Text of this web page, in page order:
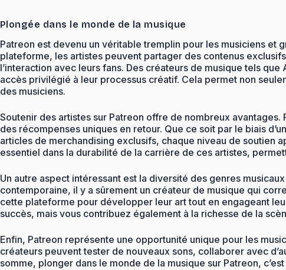
Plongée dans le monde de la musique
Patreon est devenu un véritable tremplin pour les musiciens et
plateforme, les artistes peuvent partager des contenus
l’interaction avec leurs fans. Des créateurs de musique tels
accès privilégié à leur processus créatif. Cela permet non
des musiciens.
Soutenir des artistes sur Patreon offre de nombreux
des récompenses uniques en retour. Que ce soit par le biais
articles de merchandising exclusifs, chaque niveau de soutien
essentiel dans la durabilité de la carrière de ces artistes,
Un autre aspect intéressant est la diversité des genres
contemporaine, il y a sûrement un créateur de musique qui
cette plateforme pour développer leur art tout en engageant
succès, mais vous contribuez également à la richesse de la
Enfin, Patreon représente une opportunité unique pour les
créateurs peuvent tester de nouveaux sons, collaborer avec
somme, plonger dans le monde de la musique sur Patreon,